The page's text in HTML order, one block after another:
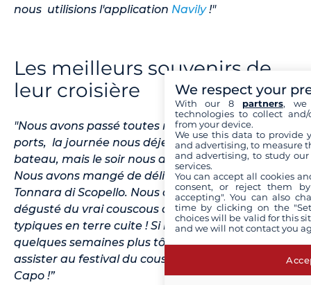
nous utilisions l'application Navily!"
Les meilleurs souvenirs de
leur croisière
"Nous avons passé toutes nos nuits dans des
ports, la journée nous déjeunions dans notre
bateau, mais le soir nous allions au restaurant.
Nous avons mangé de délicieux poissons près de
Tonnara di Scopello. Nous avons également
dégusté du vrai couscous cuit dans des pots
typiques en terre cuite ! Si nous étions partis
quelques semaines plus tôt, nous aurions pu
assister au festival du couscous à San Vito Lo
Capo !”
We respect your
With our 8 partners, we
technologies to collect
from your device.
We use this data to provide
and advertising, to measure
and advertising, to study
services.
You can accept all cookies
consent, or reject them
accepting". You can also
time by clicking on the
choices will be valid for this
and we will not contact you